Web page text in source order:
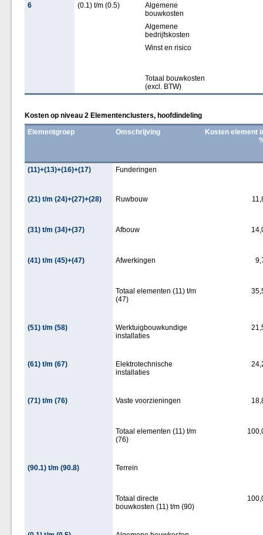
6 (0.1) t/m (0.5)
Algemene
bouwkosten
Algemene
bedrijfskosten
Winst en risico
Totaal bouwkosten
(excl. BTW)
Kosten op niveau 2 Elementenclusters, hoofdindeling
Elementgroep
Omschrijving
Kosten element
(11)+(13)+(16)+(17) Funderingen
(21) t/m (24)+(27)+(28) Ruwbouw
(31) t/m (34)+(37) Afbouw
(41) t/m (45)+(47) Afwerkingen
Totaal elementen (11) t/m
(47)
(51) t/m (58)
Werktuigbouwkundige
installaties
(61) t/m (67)
Elektrotechnische
installaties
(71) t/m (76) Vaste voorzieningen
Totaal elementen (11) t/m
(76)
(90.1) t/m (90.8) Terrein
Totaal directe
bouwkosten (11) t/m (90)